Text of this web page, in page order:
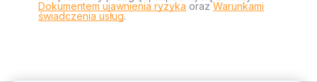
Dokumentem ujawnienia ryzyka orazWarunkami
świadczenia usług.